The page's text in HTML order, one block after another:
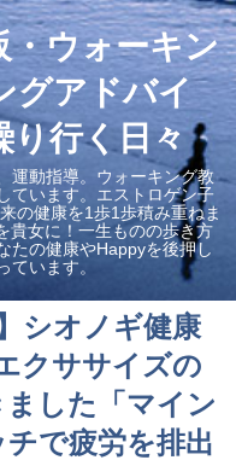
・ウォーキン
アドバイ
り行く日々
運動指導。ウォーキング教
ています。エストロゲン子
の健康を1歩1歩積み重ねま
貴女に！一生ものの歩き方
たの健康やHappyを後押し
います。
シオノギ健康
クササイズの
した「マイン
で疲労を排出